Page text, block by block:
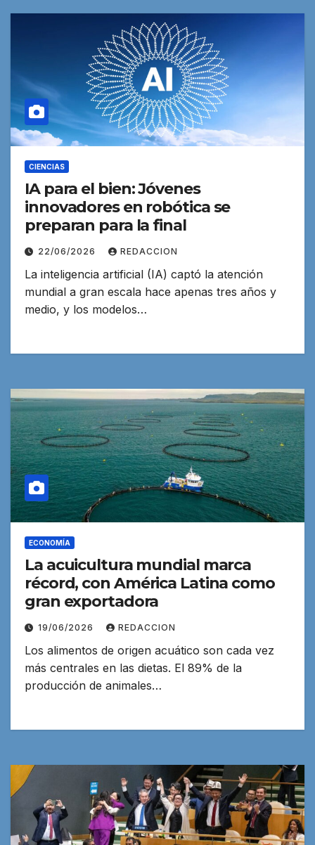
CIENCIAS
IA para el bien: Jóvenes
innovadores en robótica se
preparan para la final
22/06/2026 REDACCION
La inteligencia artificial (IA) captó la atención
mundial a gran escala hace apenas tres años y
medio, y los modelos…
ECONOMÍA
La acuicultura mundial marca
récord, con América Latina como
gran exportadora
19/06/2026 REDACCION
Los alimentos de origen acuático son cada vez
más centrales en las dietas. El 89% de la
producción de animales…